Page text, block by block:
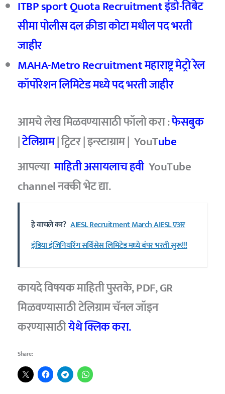
ITBP sport Quota Recruitment इंडो-तिबेट
सीमा पोलीस दल क्रीडा कोटा मधील पद भरती
जाहीर
MAHA-Metro Recruitment महाराष्ट्र मेट्रो रेल
कॉर्पोरेशन लिमिटेड मध्ये पद भरती जाहीर
आमचेलेख मिळवण्यासाठी फॉलो करा :फेसबुक
|टेलिग्राम| ट्विटर | इन्स्टाग्राम | YouTube
आपल्यामाहिती असायलाच हवी YouTube
channel नक्की भेट द्या.
हे वाचले का? AIESL Recruitment March AIESL एअर
इंडिया इंजिनियरिंग सर्विसेस लिमिटेड मध्ये बंपर भरती सुरू!!!
कायदे विषयक माहिती पुस्तके, PDF, GR
मिळवण्यासाठी टेलिग्राम चॅनल जॉइन
करण्यासाठीयेथे क्लिक करा.
Share: